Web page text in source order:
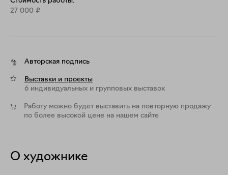
Специальное предложение для коллекционеров:
постоянная цена картины составит 50 000 руб.
27 000 ₽
Авторская подпись
Выставки и проекты
6 индивидуальных и групповых выставок
Работу можно будет выставить на повторную продажу
по более высокой цене на нашем сайте
О художнике